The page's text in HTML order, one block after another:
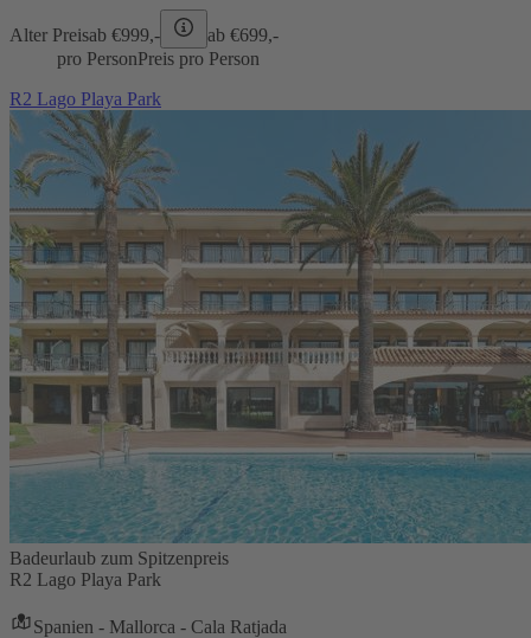
Alter Preisab €999,- ab €699,-
pro PersonPreis pro Person
R2 Lago Playa Park
Badeurlaub zum Spitzenpreis
R2 Lago Playa Park
Spanien - Mallorca - Cala Ratjada